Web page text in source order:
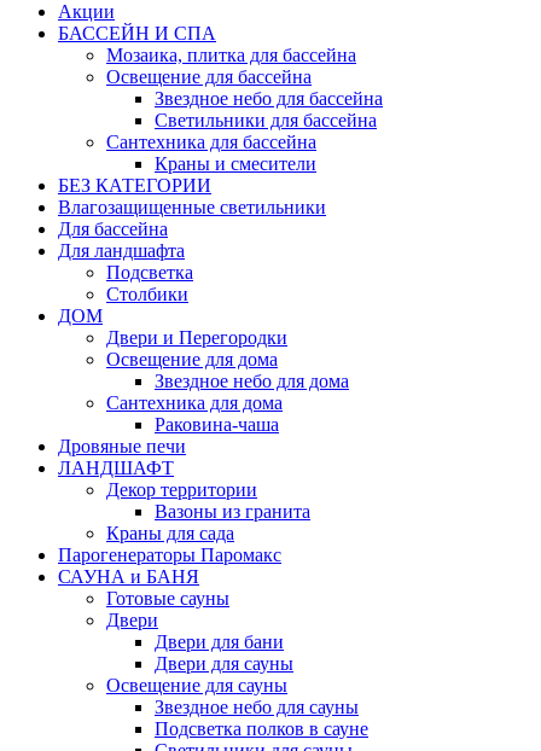
Акции
БАССЕЙН И СПА
Мозаика, плитка для бассейна
Освещение для бассейна
Звездное небо для бассейна
Светильники для бассейна
Сантехника для бассейна
Краны и смесители
БЕЗ КАТЕГОРИИ
Влагозащищенные светильники
Для бассейна
Для ландшафта
Подсветка
Столбики
ДОМ
Двери и Перегородки
Освещение для дома
Звездное небо для дома
Сантехника для дома
Раковина-чаша
Дровяные печи
ЛАНДШАФТ
Декор территории
Вазоны из гранита
Краны для сада
Парогенераторы Паромакс
САУНА и БАНЯ
Готовые сауны
Двери
Двери для бани
Двери для сауны
Освещение для сауны
Звездное небо для сауны
Подсветка полков в сауне